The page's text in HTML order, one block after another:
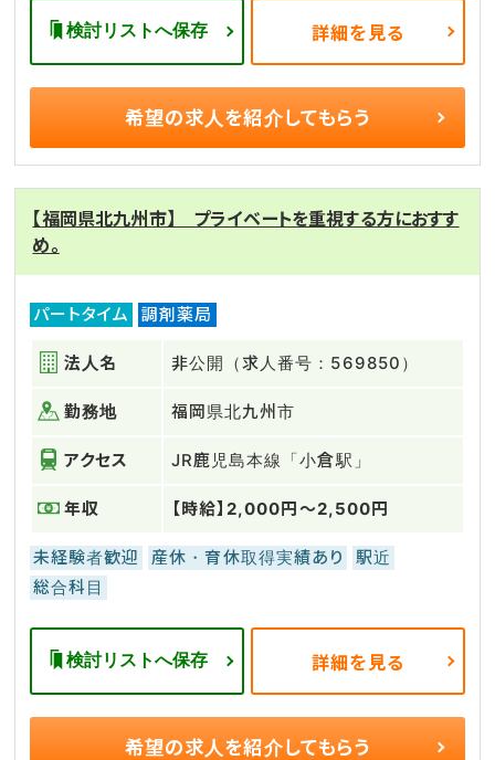
検討リストへ保存 詳細を見る
希望の求人を紹介してもらう
【福岡県北九州市】 プライベートを重視する方におすす
め。
パートタイム 調剤薬局
法人名 非公開（求人番号：569850）
勤務地 福岡県北九州市
アクセス JR鹿児島本線「小倉駅」
年収 【時給】2,000円～2,500円
未経験者歓迎 産休・育休取得実績あり
駅近
総合科目
検討リストへ保存 詳細を見る
希望の求人を紹介してもらう